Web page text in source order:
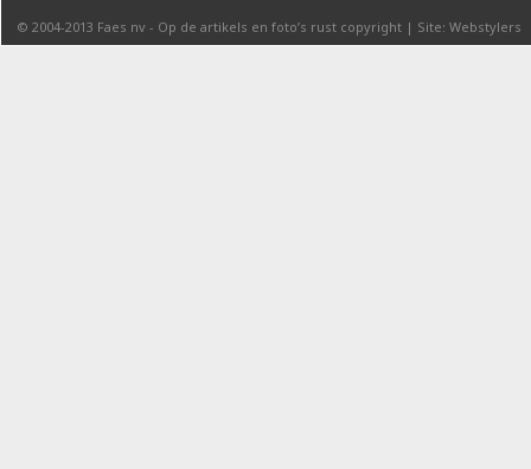
© 2004-2013 Faes nv - Op de artikels en foto’s rust copyright | Site: Webstylers